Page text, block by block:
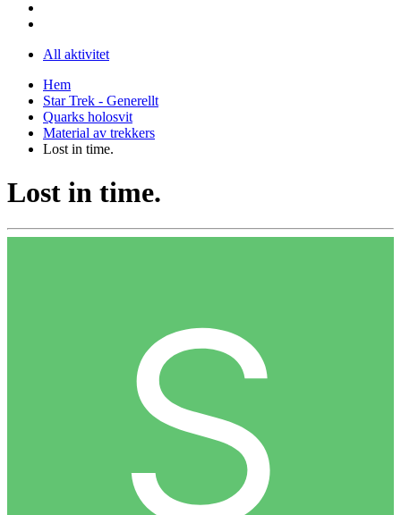
All aktivitet
Hem
Star Trek - Generellt
Quarks holosvit
Material av trekkers
Lost in time.
Lost in time.